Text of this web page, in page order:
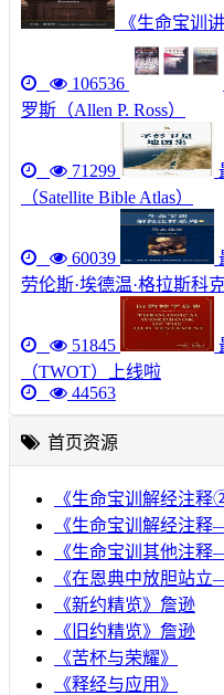
《生命宝训
106536
罗斯（Allen P. Ross）
71299
（Satellite Bible Atlas）
60039
劳伦斯·埃德温·格拉斯科
51845
（TWOT）上线啦
44563
首页资源
《生命宝训解经注
《生命宝训解经注
《生命宝训其他注
《在恩典中放胆站
《新约精览》詹逊
《旧约精览》詹逊
《苦杯与荣耀》
《释经与应用》